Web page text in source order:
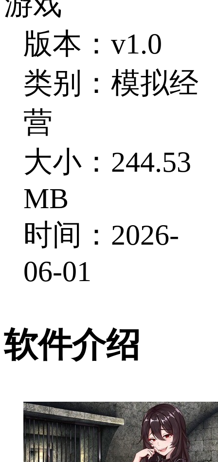
版本：v1.0
类别：模拟经
营
大小：244.53
MB
时间：2026-
06-01
软件介绍